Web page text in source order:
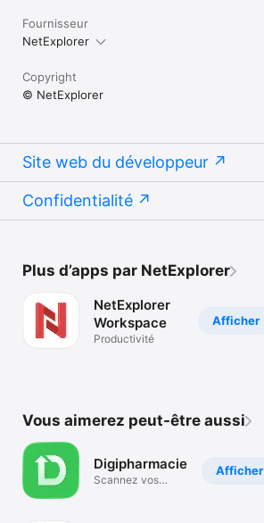
Fournisseur
NetExplorer
Copyright
© NetExplorer
Site web du développeur
Confidentialité
Plus d’apps par NetExplorer
Afficher
NetExplorer
Workspace
Productivité
Vous aimerez peut-être aussi
Afficher
Digipharmacie
Scannez vos